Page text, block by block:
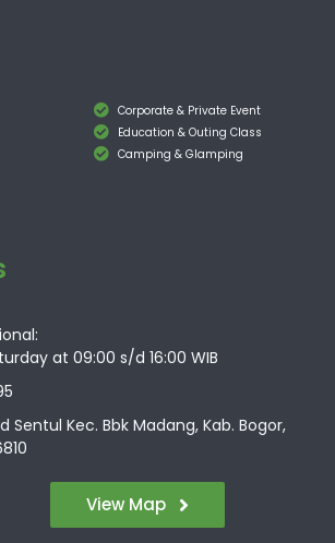
Corporate & Private Event
Education & Outing Class
Camping & Glamping
at 09:00 s/d 16:00 WIB
Sentul Kec. Bbk Madang, Kab. Bogor,
View Map